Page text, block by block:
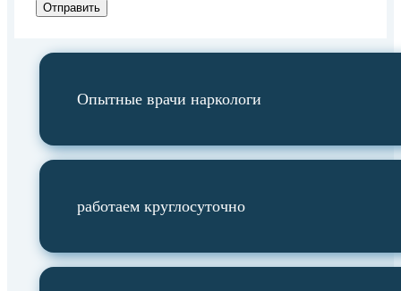
Отправить
Опытные врачи наркологи
работаем круглосуточно